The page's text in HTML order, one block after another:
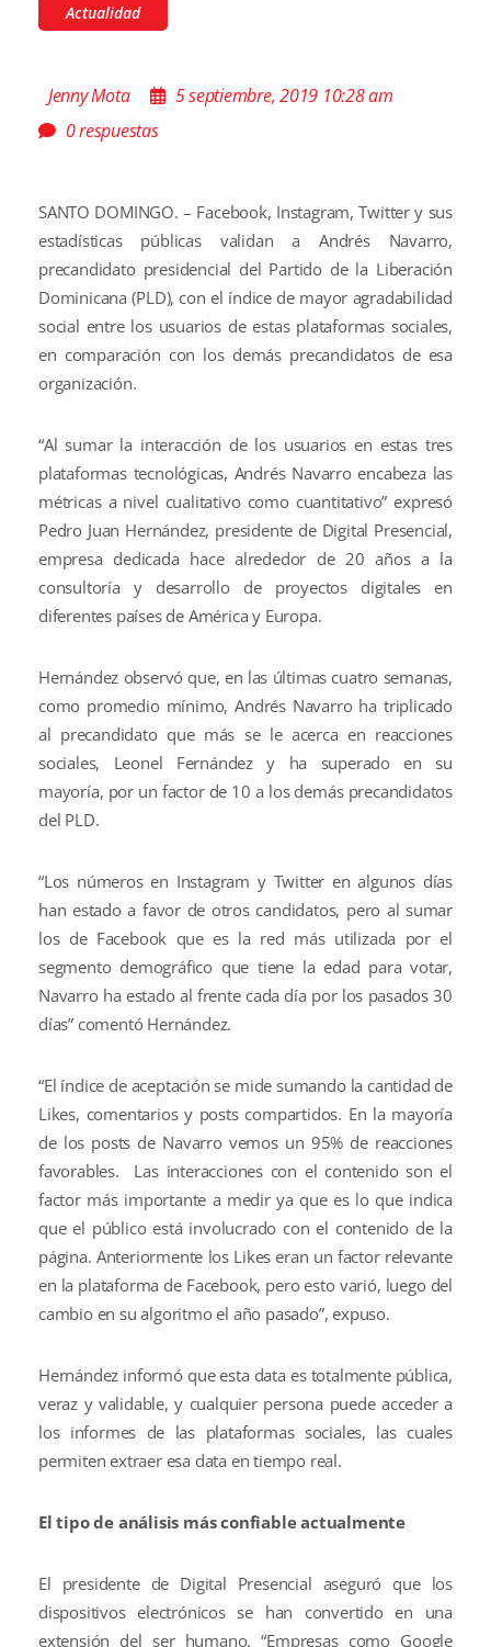
Actualidad
Jenny Mota
5 septiembre, 2019 10:28 am
0 respuestas
SANTO DOMINGO. – Facebook, Instagram, Twitter y sus
estadísticas públicas validan a Andrés Navarro,
precandidato presidencial del Partido de la Liberación
Dominicana (PLD), con el índice de mayor agradabilidad
social entre los usuarios de estas plataformas sociales,
en comparación con los demás precandidatos de esa
organización.
“Al sumar la interacción de los usuarios en estas tres
plataformas tecnológicas, Andrés Navarro encabeza las
métricas a nivel cualitativo como cuantitativo” expresó
Pedro Juan Hernández, presidente de Digital Presencial,
empresa dedicada hace alrededor de 20 años a la
consultoría y desarrollo de proyectos digitales en
diferentes países de América y Europa.
Hernández observó que, en las últimas cuatro semanas,
como promedio mínimo, Andrés Navarro ha triplicado
al precandidato que más se le acerca en reacciones
sociales, Leonel Fernández y ha superado en su
mayoría, por un factor de 10 a los demás precandidatos
del PLD.
“Los números en Instagram y Twitter en algunos días
han estado a favor de otros candidatos, pero al sumar
los de Facebook que es la red más utilizada por el
segmento demográfico que tiene la edad para votar,
Navarro ha estado al frente cada día por los pasados 30
días” comentó Hernández.
“El índice de aceptación se mide sumando la cantidad de
Likes, comentarios y posts compartidos. En la mayoría
de los posts de Navarro vemos un 95% de reacciones
favorables. Las interacciones con el contenido son el
factor más importante a medir ya que es lo que indica
que el público está involucrado con el contenido de la
página. Anteriormente los Likes eran un factor relevante
en la plataforma de Facebook, pero esto varió, luego del
cambio en su algoritmo el año pasado”, expuso.
Hernández informó que esta data es totalmente pública,
veraz y validable, y cualquier persona puede acceder a
los informes de las plataformas sociales, las cuales
permiten extraer esa data en tiempo real.
El tipo de análisis más confiable actualmente
El presidente de Digital Presencial aseguró que los
dispositivos electrónicos se han convertido en una
extensión del ser humano. “Empresas como Google